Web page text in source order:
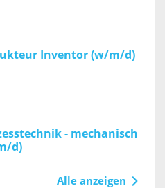
Inventor (w/m/d)
- mechanisch
d)
Alle anzeigen